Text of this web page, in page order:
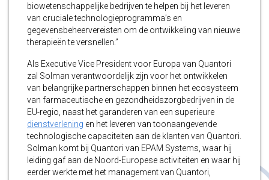
biowetenschappelijke bedrijven te helpen bij het leveren
van cruciale technologieprogramma’s en
gegevensbeheervereisten om de ontwikkeling van nieuwe
therapieën te versnellen.”
Als Executive Vice President voor Europa van Quantori
zal Solman verantwoordelijk zijn voor het ontwikkelen
van belangrijke partnerschappen binnen het ecosysteem
van farmaceutische en gezondheidszorgbedrijven in de
EU-regio, naast het garanderen van een superieure
dienstverlening en het leveren van toonaangevende
technologische capaciteiten aan de klanten van Quantori.
Solman komt bij Quantori van EPAM Systems, waar hij
leiding gaf aan de Noord-Europese activiteiten en waar hij
eerder werkte met het management van Quantori,